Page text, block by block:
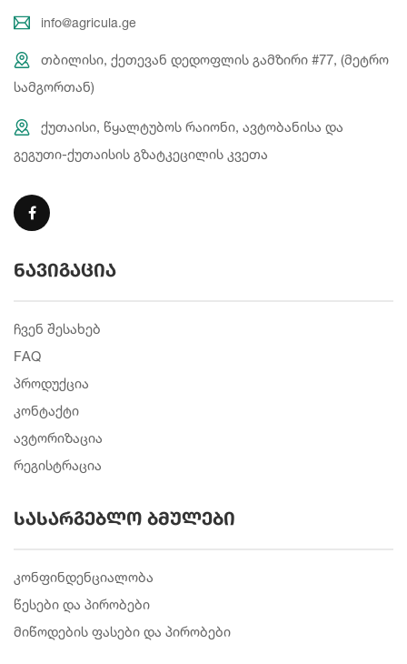
info@agricula.ge
თბილისი, ქეთევან დედოფლის გამზირი #77, (მეტრო
სამგორთან)
ქუთაისი, წყალტუბოს რაიონი, ავტობანისა და
გეგუთი-ქუთაისის გზატკეცილის კვეთა
ნავიგაცია
ჩვენ შესახებ
FAQ
პროდუქცია
კონტაქტი
ავტორიზაცია
რეგისტრაცია
სასარგებლო ბმულები
კონფინდენციალობა
წესები და პირობები
მიწოდების ფასები და პირობები